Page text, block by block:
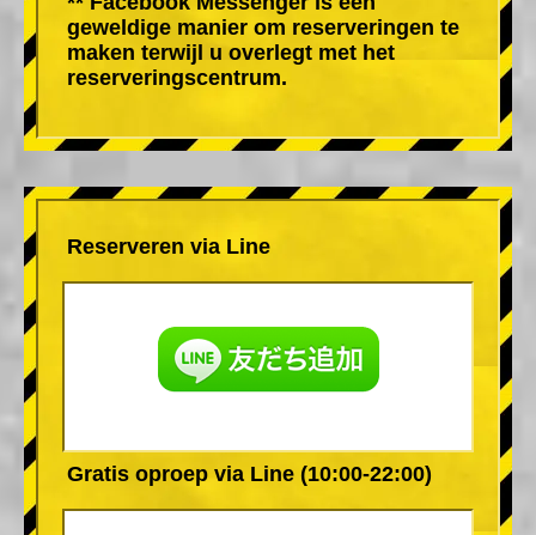
geweldige manier om reserveringen te
maken terwijl u overlegt met het
reserveringscentrum.
Reserveren via Line
Gratis oproep via Line (10:00-22:00)